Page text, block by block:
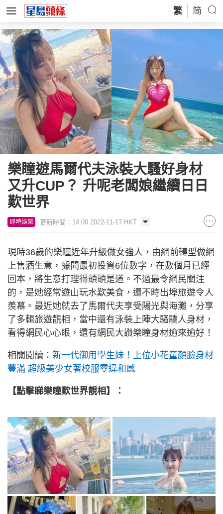
繁 简
樂瞳遊馬爾代夫泳裝大騷好身材
又升CUP？ 升呢老闆娘繼續日日
歎世界
即時娛樂 更新時間：14:00 2022-11-17 HKT
現時36歲的樂瞳近年升級做女強人，由網前轉型做網
上售酒生意，據聞最初投資6位數字，在數個月已經
回本，將生意打理得頭頭是道。不過最令網民關注
的，是她經常遊山玩水歎美食，還不時出埠旅遊令人
羨慕。最近她就去了馬爾代夫享受陽光與海灘，分享
了多輯旅遊靚相，當中還有泳裝上陣大騷驕人身材，
看得網民心心眼，還有網民大讚樂瞳身材逾來逾好！
相關閱讀： 新一代御用學生妹！上位小花童顏臉身材
豐滿 超級美少女著校服零違和感
【點擊睇樂瞳歎世界靚相】：